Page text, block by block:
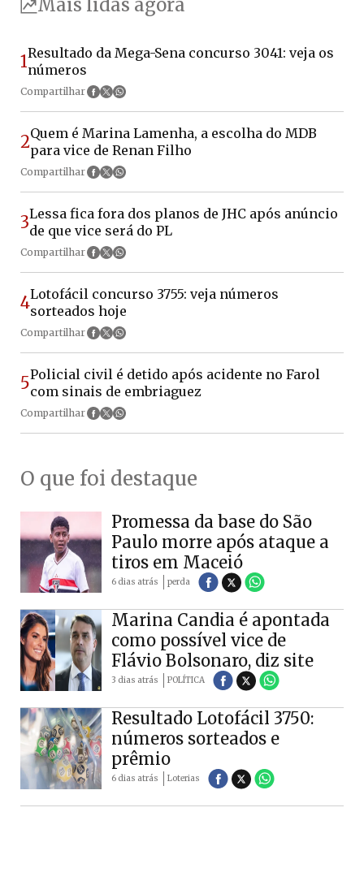
Mais lidas agora
1Resultado da Mega-Sena concurso 3041: veja os
números
Compartilhar
2Quem é Marina Lamenha, a escolha do MDB
para vice de Renan Filho
Compartilhar
3Lessa fica fora dos planos de JHC após anúncio
de que vice será do PL
Compartilhar
4Lotofácil concurso 3755: veja números
sorteados hoje
Compartilhar
5Policial civil é detido após acidente no Farol
com sinais de embriaguez
Compartilhar
O que foi destaque
Promessa da base do São
Paulo morre após ataque a
tiros em Maceió
6 dias atrás perda
Marina Candia é apontada
como possível vice de
Flávio Bolsonaro, diz site
3 dias atrás POLÍTICA
Resultado Lotofácil 3750:
números sorteados e
prêmio
6 dias atrás Loterias